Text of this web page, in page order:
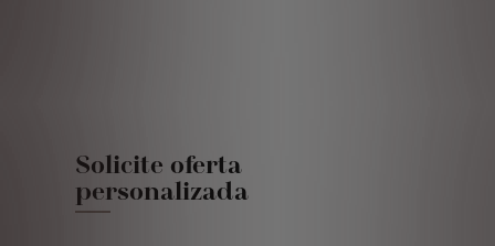
Solicite oferta
personalizada